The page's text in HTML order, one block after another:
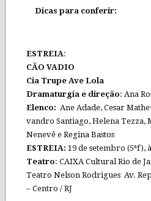
Dicas para conferir:
ESTREIA:
CÃO VADIO
Cia Trupe Ave Lola
Dramaturgia e direção: Ana
Elenco: Ane Adade, Cesar
vandro Santiago, Helena Tezza,
Nenevê e Regina Bastos
ESTREIA: 19 de setembro (5ªf),
Teatro: CAIXA Cultural Rio de
Teatro Nelson Rodrigues Av.
– Centro / RJ